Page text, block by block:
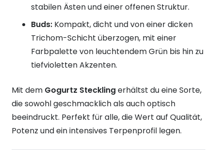
stabilen Ästen und einer offenen Struktur.
Buds: Kompakt, dicht und von einer dicken
Trichom-Schicht überzogen, mit einer
Farbpalette von leuchtendem Grün bis hin zu
tiefvioletten Akzenten.
Mit dem Gogurtz Stecklingerhältst du eine Sorte,
die sowohl geschmacklich als auch optisch
beeindruckt. Perfekt für alle, die Wert auf Qualität,
Potenz und ein intensives Terpenprofil legen.